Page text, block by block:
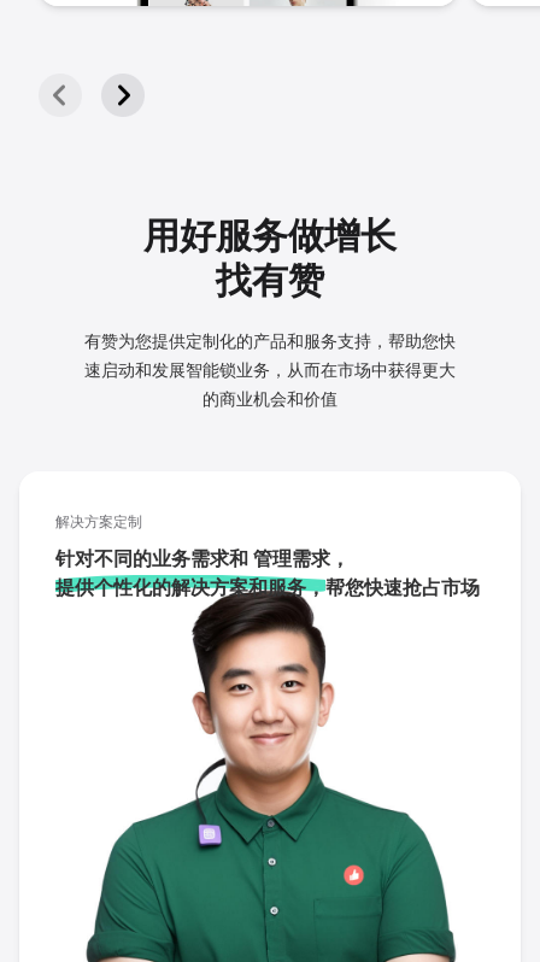
用好服务做增长
找有赞
有赞为您提供定制化的产品和服务支持，帮助您快
速启动和发展智能锁业务，从而在市场中获得更大
的商业机会和价值
解决方案定制
针对不同的业务需求和 管理需求，
提供个性化的解决方案和服务，帮您快速抢占市场